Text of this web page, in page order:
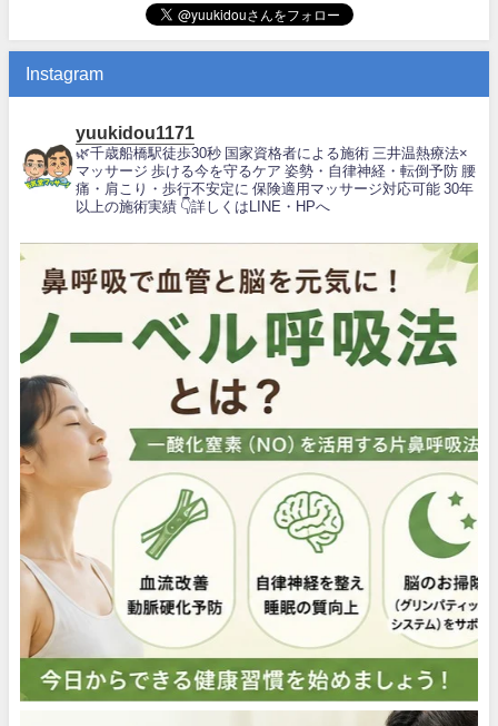
Instagram
yuukidou1171
🌿千歳船橋駅徒歩30秒 国家資格者による施術 三井温熱療法×
マッサージ 歩ける今を守るケア 姿勢・自律神経・転倒予防 腰
痛・肩こり・歩行不安定に 保険適用マッサージ対応可能 30年
以上の施術実績 👇詳しくはLINE・HPへ